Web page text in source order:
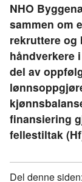
NHO
sammen om
rekruttere og
håndverkere
del av
finansiering
fellestiltak
Del denne siden: